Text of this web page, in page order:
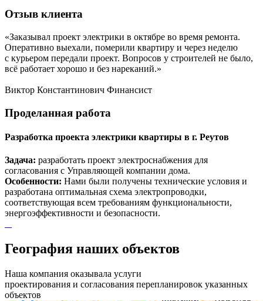
Отзыв клиента
«Заказывал проект электрики в октябре во время ремонта.
Оперативно выехали, померили квартиру и через неделю
с курьером передали проект. Вопросов у строителей не было,
всё работает хорошо и без нареканий.»
Виктор Константинович Финансист
Проделанная работа
Разработка проекта электрики квартиры в г. Реутов
Задача: разработать проект электроснабжения для
согласования с Управляющей компании дома.
Особенности: Нами были получены технические условия и
разработана оптимальная схема электропроводки,
соответствующая всем требованиям функциональности,
энергоэффективности и безопасности.
География наших объектов
Наша компания оказывала услуги
проектирования и согласования перепланировок указанных
объектов